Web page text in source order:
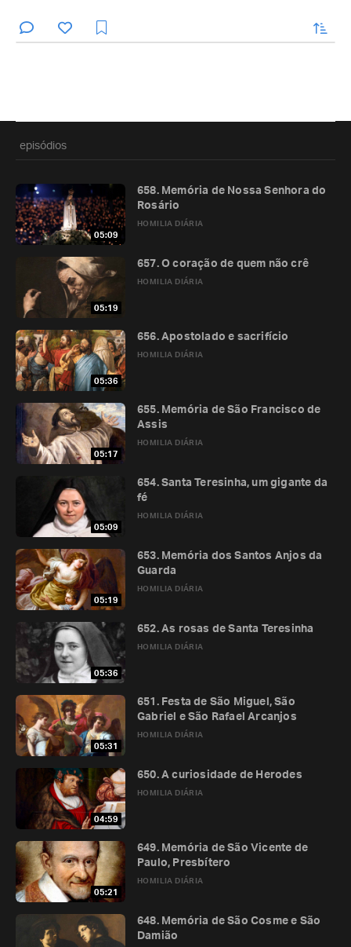
enviar
episódios
05:09
HOMILIA DIÁRIA
658. Memória de Nossa Senhora do
Rosário
05:19
HOMILIA DIÁRIA
657. O coração de quem não crê
05:36
HOMILIA DIÁRIA
656. Apostolado e sacrifício
05:17
HOMILIA DIÁRIA
655. Memória de São Francisco de
Assis
05:09
HOMILIA DIÁRIA
654. Santa Teresinha, um gigante da
fé
05:19
HOMILIA DIÁRIA
653. Memória dos Santos Anjos da
Guarda
05:36
HOMILIA DIÁRIA
652. As rosas de Santa Teresinha
05:31
HOMILIA DIÁRIA
651. Festa de São Miguel, São
Gabriel e São Rafael Arcanjos
04:59
HOMILIA DIÁRIA
650. A curiosidade de Herodes
05:21
HOMILIA DIÁRIA
649. Memória de São Vicente de
Paulo, Presbítero
648. Memória de São Cosme e São
Damião